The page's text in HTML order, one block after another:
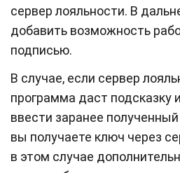
сервер лояльности. В
добавить возможность
подписью.
В случае, если сервер
программа даст подсказку
ввести заранее
вы получаете ключ через
в этом случае